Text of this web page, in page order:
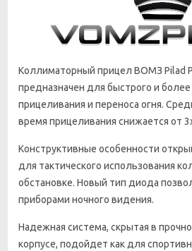
Коллиматорный прицел ВОМЗ Pilad
предназначен для быстрого и более
прицеливания и переноса огня.
время прицеливания снижается от
Конструктивные особенности
для тактического использования
обстановке. Новый тип диода
приборами ночного видения.
Надежная система, скрытая в
корпусе, подойдет как для